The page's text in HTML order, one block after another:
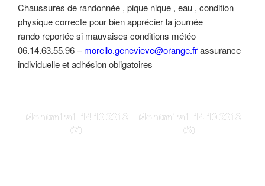
Chaussures de randonnée , pique nique , eau , condition
physique correcte pour bien apprécier la journée
rando reportée si mauvaises conditions météo
06.14.63.55.96 –morello.genevieve@orange.frassurance
individuelle et adhésion obligatoires
Montmirail 14 10 2018
(7)
Montmirail 14 10 2018
(5)